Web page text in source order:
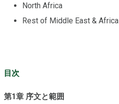
North Africa
Rest of Middle East & Africa
目次
第1章 序文と範囲